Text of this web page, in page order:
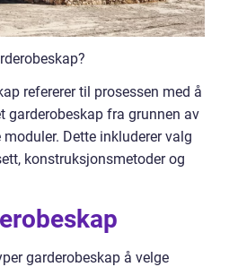
refererer til prosessen med å
garderobeskap fra grunnen av
Dette inkluderer valg
konstruksjonsmetoder og
garderobeskap å velge